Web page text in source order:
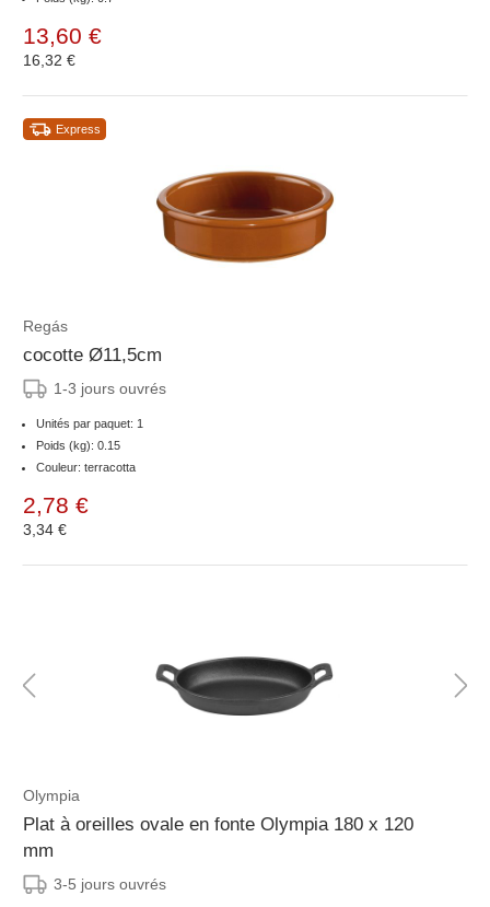
13,60 €
16,32 €
Express
Regás
cocotte Ø11,5cm
1-3 jours ouvrés
Unités par paquet: 1
Poids (kg): 0.15
Couleur: terracotta
2,78 €
3,34 €
Olympia
Plat à oreilles ovale en fonte Olympia 180 x 120
mm
3-5 jours ouvrés